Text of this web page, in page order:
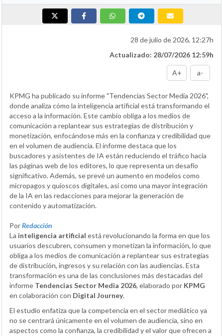
28 de julio de 2026, 12:27h
Actualizado: 28/07/2026 12:59h
A+ a-
KPMG ha publicado su informe "Tendencias Sector Media 2026",
donde analiza cómo la inteligencia artificial está transformando el
acceso a la información. Este cambio obliga a los medios de
comunicación a replantear sus estrategias de distribución y
monetización, enfocándose más en la confianza y credibilidad que
en el volumen de audiencia. El informe destaca que los
buscadores y asistentes de IA están reduciendo el tráfico hacia
las páginas web de los editores, lo que representa un desafío
significativo. Además, se prevé un aumento en modelos como
micropagos y quioscos digitales, así como una mayor integración
de la IA en las redacciones para mejorar la generación de
contenido y automatización.
PorRedacción
La inteligencia artificial está revolucionando la forma en que los
usuarios descubren, consumen y monetizan la información, lo que
obliga a los medios de comunicación a replantear sus estrategias
de distribución, ingresos y su relación con las audiencias. Esta
transformación es una de las conclusiones más destacadas del
informe Tendencias Sector Media 2026, elaborado por KPMG
en colaboración con Digital Journey.
El estudio enfatiza que la competencia en el sector mediático ya
no se centrará únicamente en el volumen de audiencia, sino en
aspectos como la confianza, la credibilidad y el valor que ofrecen a